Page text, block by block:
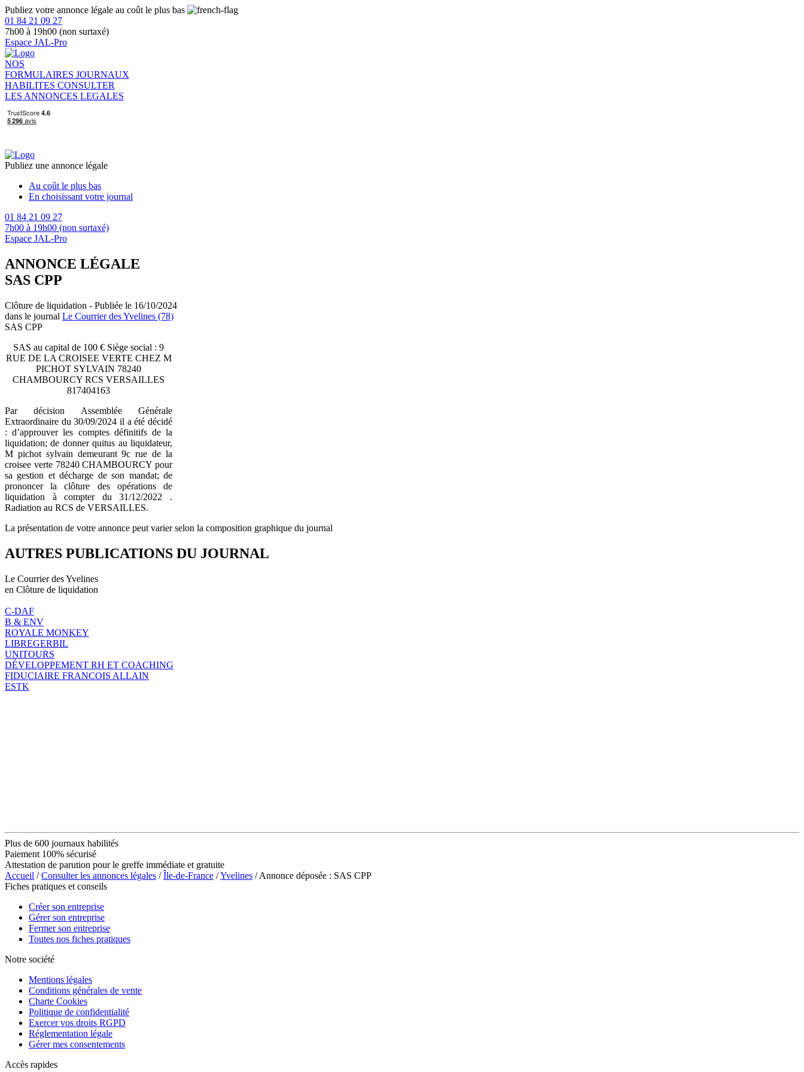
Publiez votre annonce légale au coût le plus bas
01 84 21 09 27
7h00 à 19h00 (non surtaxé)
Espace JAL-Pro
NOS
FORMULAIRES JOURNAUX
HABILITES CONSULTER
LES ANNONCES LEGALES
Publiez une annonce légale
Au coût le plus bas
En choisissant votre journal
01 84 21 09 27
7h00 à 19h00 (non surtaxé)
Espace JAL-Pro
ANNONCE LÉGALE
SAS CPP
Clôture de liquidation - Publiée le 16/10/2024
dans le journal Le Courrier des Yvelines (78)
SAS CPP
SAS au capital de 100 € Siège social : 9
RUE DE LA CROISEE VERTE CHEZ M
PICHOT SYLVAIN 78240
CHAMBOURCY RCS VERSAILLES
817404163
Par décision Assemblée Générale
Extraordinaire du 30/09/2024 il a été décidé
: d’approuver les comptes définitifs de la
liquidation; de donner quitus au liquidateur,
M pichot sylvain demeurant 9c rue de la
croisee verte 78240 CHAMBOURCY pour
sa gestion et décharge de son mandat; de
prononcer la clôture des opérations de
liquidation à compter du 31/12/2022 .
Radiation au RCS de VERSAILLES.
La présentation de votre annonce peut varier selon la composition graphique du journal
AUTRES PUBLICATIONS DU JOURNAL
Le Courrier des Yvelines
en Clôture de liquidation
C-DAF
B & ENV
ROYALE MONKEY
LIBREGERBIL
UNITOURS
DÉVELOPPEMENT RH ET COACHING
FIDUCIAIRE FRANCOIS ALLAIN
ESTK
Plus de 600 journaux habilités
Paiement 100% sécurisé
Attestation de parution pour le greffe immédiate et gratuite
Accueil /Consulter les annonces légales /Île-de-France /Yvelines / Annonce déposée : SAS CPP
Fiches pratiques et conseils
Créer son entreprise
Gérer son entreprise
Fermer son entreprise
Toutes nos fiches pratiques
Notre société
Mentions légales
Conditions générales de vente
Charte Cookies
Politique de confidentialité
Exercer vos droits RGPD
Réglementation légale
Gérer mes consentements
Accès rapides